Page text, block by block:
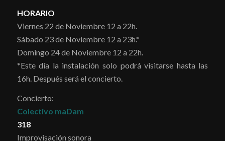
HORARIO
Viernes 22 de Noviembre 12 a 22h.
Sábado 23 de Noviembre 12 a 23h.*
Domingo 24 de Noviembre 12 a 22h.
*Este día la instalación solo podrá visitarse hasta las
16h. Después será el concierto.
Concierto:
Colectivo maDam
318
Improvisación sonora